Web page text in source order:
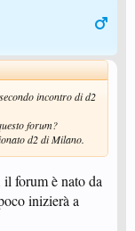
incontro di d2
forum?
d2 di Milano.
forum è nato da
inizierà a